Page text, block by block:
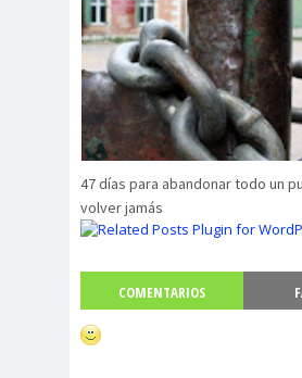
47 días para abandonar todo un
volver jamás
COMENTARIOS